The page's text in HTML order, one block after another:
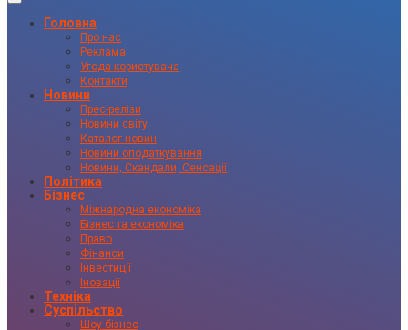
Головна
Про нас
Реклама
Угода користувача
Контакти
Новини
Прес-релізи
Новини світу
Каталог новин
Новини оподаткування
Новини, Скандали, Сенсації
Політика
Бізнес
Міжнародна економіка
Бізнес та економіка
Право
Фінанси
Інвестиції
Іновації
Техніка
Суспільство
Шоу-бізнес